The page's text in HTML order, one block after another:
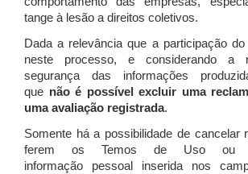
tange à lesão a direitos coletivos.
Dada a relevância que a participação
neste processo, e considerando a
segurança das informações
que não é possível excluir uma
uma avaliação registrada.
Somente há a possibilidade de cancelar
ferem os Temos de Uso ou
informação pessoal inserida nos